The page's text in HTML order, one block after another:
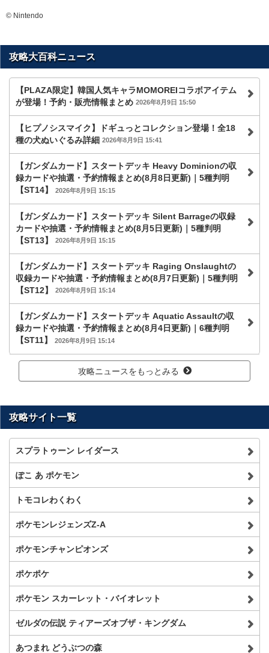
© Nintendo
攻略大百科ニュース
【PLAZA限定】韓国人気キャラMOMOREIコラボアイテム
が登場！予約・販売情報まとめ 2026年8月9日 15:50
【ヒプノシスマイク】ドギュっとコレクション登場！全18
種の犬ぬいぐるみ詳細 2026年8月9日 15:41
【ガンダムカード】スタートデッキ Heavy Dominionの収
録カードや抽選・予約情報まとめ(8月8日更新)｜5種判明
【ST14】
2026年8月9日 15:15
【ガンダムカード】スタートデッキ Silent Barrageの収録
カードや抽選・予約情報まとめ(8月5日更新)｜5種判明
【ST13】
2026年8月9日 15:15
【ガンダムカード】スタートデッキ Raging Onslaughtの
収録カードや抽選・予約情報まとめ(8月7日更新)｜5種判明
【ST12】
2026年8月9日 15:14
【ガンダムカード】スタートデッキ Aquatic Assaultの収
録カードや抽選・予約情報まとめ(8月4日更新)｜6種判明
【ST11】
2026年8月9日 15:14
攻略ニュースをもっとみる
攻略サイト一覧
スプラトゥーン レイダース
ぽこ あ ポケモン
トモコレわくわく
ポケモンレジェンズZ-A
ポケモンチャンピオンズ
ポケポケ
ポケモン スカーレット・バイオレット
ゼルダの伝説 ティアーズオブザ・キングダム
あつまれ どうぶつの森